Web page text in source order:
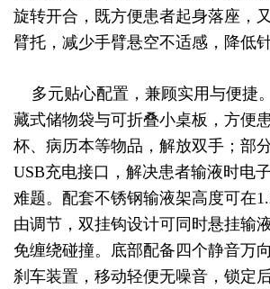
旋转开合，既方便患者起身落座，
臂托，减少手臂悬空不适感，降低
多元贴心配置，兼顾实用与便捷
藏式储物袋与可折叠小桌板，方便
杯、病历本等物品，解放双手；部
USB充电接口，解决患者输液时电
难题。配套不锈钢输液架高度可在
由调节，双挂钩设计可同时悬挂输
免缠绕碰撞。底部配备四个静音万
刹车装置，移动轻便无噪音，锁定